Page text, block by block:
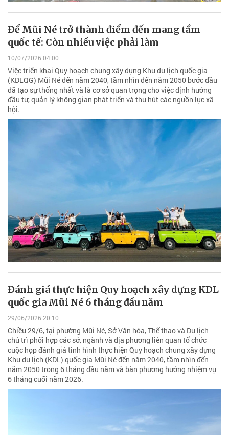
Để Mũi Né trở thành điểm đến mang tầm
quốc tế: Còn nhiều việc phải làm
10/07/2026 04:00
Việc triển khai Quy hoạch chung xây dựng Khu du lịch quốc gia
(KDLQG) Mũi Né đến năm 2040, tầm nhìn đến năm 2050 bước đầu
đã tạo sự thống nhất và là cơ sở quan trọng cho việc định hướng
đầu tư, quản lý không gian phát triển và thu hút các nguồn lực xã
hội.
Đánh giá thực hiện Quy hoạch xây dựng KDL
quốc gia Mũi Né 6 tháng đầu năm
29/06/2026 20:10
Chiều 29/6, tại phường Mũi Né, Sở Văn hóa, Thể thao và Du lịch
chủ trì phối hợp các sở, ngành và địa phương liên quan tổ chức
cuộc họp đánh giá tình hình thực hiện Quy hoạch chung xây dựng
Khu du lịch (KDL) quốc gia Mũi Né đến năm 2040, tầm nhìn đến
năm 2050 trong 6 tháng đầu năm và bàn phương hướng nhiệm vụ
6 tháng cuối năm 2026.